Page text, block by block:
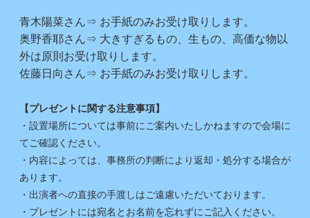
青木陽菜さん⇒ お手紙のみお受け取りします。
奥野香耶さん⇒ 大きすぎるもの、生もの、高価な物以
外は原則お受け取りします。
佐藤日向さん⇒ お手紙のみお受け取りします。
【プレゼントに関する注意事項】
・設置場所については事前にご案内いたしかねますので会場に
てご確認ください。
・内容によっては、事務所の判断により返却・処分する場合が
あります。
・出演者への直接の手渡しはご遠慮いただいております。
・プレゼントには宛名とお名前を忘れずにご記入ください。